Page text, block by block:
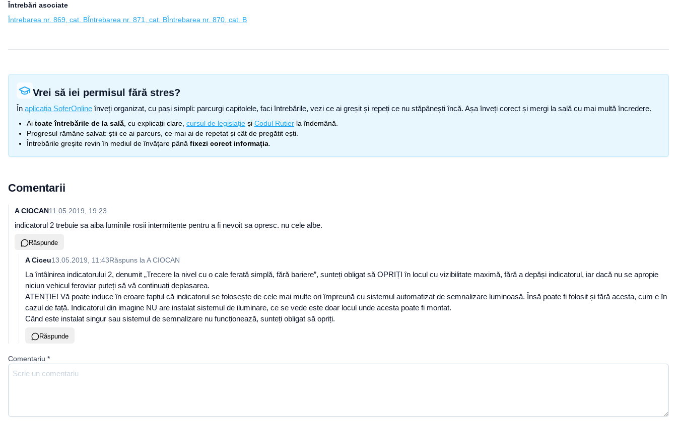
Întrebări asociate
Întrebarea nr. 869, cat. BÎntrebarea nr. 871, cat. BÎntrebarea nr. 870, cat. B
Vrei să iei permisul fără stres?
În aplicația SoferOnline înveți organizat, cu pași simpli: parcurgi capitolele, faci întrebările, vezi ce ai greșit și repeți ce nu stăpânești încă. Așa înveți corect și mergi la sală cu mai multă încredere.
Ai toate întrebările de la sală , cu explicații clare, cursul de legislație și Codul Rutier la îndemână.
Progresul rămâne salvat: știi ce ai parcurs, ce mai ai de repetat și cât de pregătit ești.
Întrebările greșite revin în mediul de învățare până fixezi corect informația
Comentarii
A CIOCAN11.05.2019, 19:23
indicatorul 2 trebuie sa aiba luminile rosii intermitente pentru a fi nevoit sa opresc. nu cele albe.
Răspunde
A Ciceu13.05.2019, 11:43Răspuns la A CIOCAN
La întâlnirea indicatorului 2, denumit „Trecere la nivel cu o cale ferată simplă, fără bariere”, sunteți obligat să OPRIȚI în locul cu vizibilitate maximă, fără a depăși indicatorul, iar dacă nu se apropie
niciun vehicul feroviar puteți să vă continuați deplasarea.
ATENȚIE! Vă poate induce în eroare faptul că indicatorul se folosește de cele mai multe ori împreună cu sistemul automatizat de semnalizare luminoasă. Însă poate fi folosit și fără acesta, cum e în
cazul de față. Indicatorul din imagine NU are instalat sistemul de iluminare, ce se vede este doar locul unde acesta poate fi montat.
Când este instalat singur sau sistemul de semnalizare nu funcționează, sunteți obligat să opriți.
Răspunde
Comentariu *